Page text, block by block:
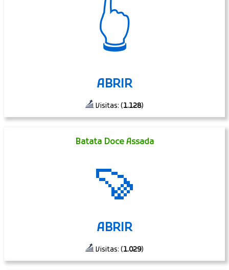
👆
ABRIR
Visitas: (1.128)
Batata Doce Assada
🍠
ABRIR
Visitas: (1.029)